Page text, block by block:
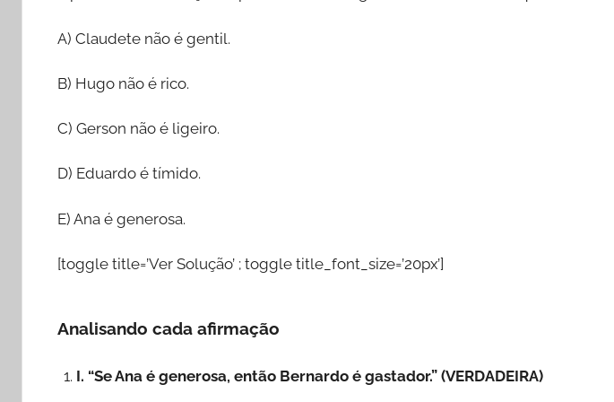
A) Claudete não é gentil.
B) Hugo não é rico.
C) Gerson não é ligeiro.
D) Eduardo é tímido.
E) Ana é generosa.
[toggle title=’Ver Solução’ ; toggle title_font_size=’20px’]
Analisando cada afirmação
I. “Se Ana é generosa, então Bernardo é gastador.” (VERDADEIRA)